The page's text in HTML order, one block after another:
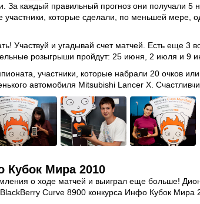
За каждый правильный прогноз они получали
участники, которые сделали, по меньшей мере,
Участвуй и угадывай счет матчей. Есть еще 3
розыгрыши пройдут: 25 июня, 2 июля и 9
участники, которые набрали 20 очков
автомобиля Mitsubishi Lancer X .
Кубок Мира 2010
о ходе матчей и выиграл еще больше!
Curve 8900 конкурса Инфо Кубок Мира